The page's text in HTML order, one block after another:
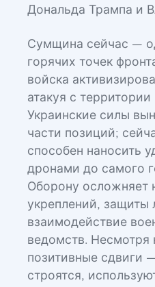
Дональда Трампа и
Сумщина сейчас —
горячих точек
войска
атакуя с
Украинские силы
части позиций;
способен наносить
дронами до самого
Оборону осложняет
укреплений, защиты
взаимодействие
ведомств. Несмотря
позитивные сдвиги
строятся,